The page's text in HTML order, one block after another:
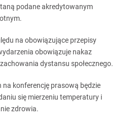
podane akredytowanym
na obowiązujące przepisy
obowiązuje nakaz
dystansu społecznego.
konferencję prasową będzie
się mierzeniu temperatury i
zdrowia.